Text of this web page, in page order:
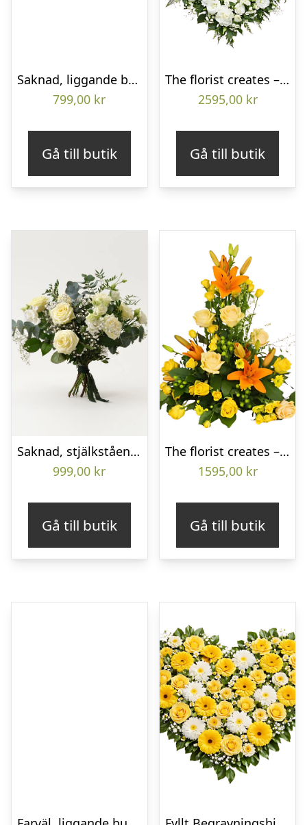
Saknad, liggande bukett
799,00 kr
Gå till butik
The florist creates – Funeral heart
2595,00 kr
Gå till butik
Saknad, stjälkstående bukett
999,00 kr
Gå till butik
The florist creates – Funeral decoration
1595,00 kr
Gå till butik